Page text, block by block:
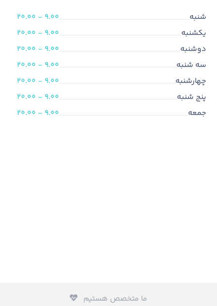
شنبه
9.00 - 20.00
یکشنبه
9.00 - 20.00
دوشنبه
9.00 - 20.00
سه شنبه
9.00 - 20.00
چهارشنبه
9.00 - 20.00
پنج شنبه
9.00 - 20.00
جمعه
9.00 - 20.00
ما متخصص هستیم